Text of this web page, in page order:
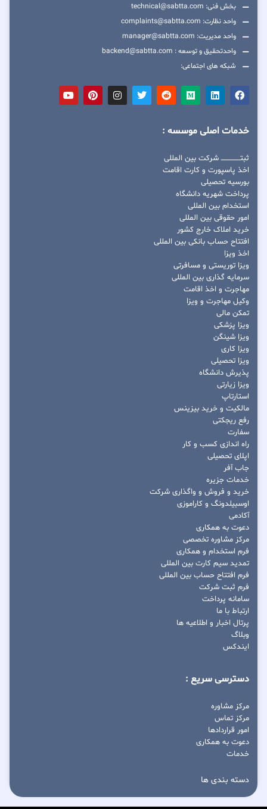
بخش فنی: technical@sabtta.com
واحد نظارت: complaints@sabtta.com
واحد مدیریت: manager@sabtta.com
واحدتحقیق و توسعه : backend@sabtta.com
شبکه های اجتماعی:
خدمات اصلی موسسه :
ثبتــــــــــــــــ شرکت بین المللی
اخذ پاسپورت و کارت اقامت
بورسیه تحصیلی
پرداخت شهریه دانشگاه
استخدام بین المللی
امور حقوقی بین المللی
خرید املاک خارج کشور
افتتاح حساب بانکی بین المللی
اخذ ویزا
ویزا توریستی و مسافرتی
سرمایه گذاری بین المللی
مهاجرت و اخذ اقامت
وکیل مهاجرت و ویزا
تمکن مالی
ویزا پزشکی
ویزا شینگن
ویزا کاری
ویزا تحصیلی
پذیرش دانشگاه
ویزا زیارتی
استارتاپ
مالکیت و خرید بیزینس
رفع ریجکتی
سفارت
راه اندازی کسب و کار
اپلای تحصیلی
جاب آفر
خدمات جزیره
خرید و فروش و واگذاری شرکت
اوسبیلدونگ و کاراموزی
آکادمی
دعوت به همکاری
مرکز مشاوره تخصصی
فرم استخدام و همکاری
تمدید سیم کارت بین المللی
فرم افتتاح حساب بین المللی
فرم ثبت شرکت
سامانه پرداخت
ارتباط با ما
پرتال اخبار و اطلاعیه ها
وبلاگ
ایندکس
دسترسی سریع :
مرکز مشاوره
مرکز تماس
امور قراردادها
دعوت به همکاری
خدمات
دسته بندی ها